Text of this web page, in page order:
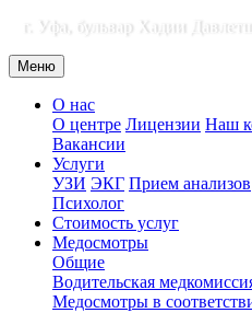
г. Уфа, бульвар Хадии
Меню
О нас
О центре Лицензии Наш
Вакансии
Услуги
УЗИ ЭКГ Прием анализов
Психолог
Стоимость услуг
Медосмотры
Общие
Водительская
Медосмотры в